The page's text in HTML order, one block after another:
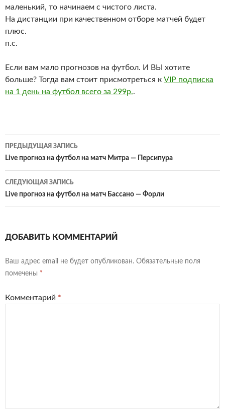
маленький, то начинаем с чистого листа.
На дистанции при качественном отборе матчей будет
плюс.
п.с.
Если вам мало прогнозов на футбол. И ВЫ хотите
больше? Тогда вам стоит присмотреться к VIP подписка
на 1 день на футбол всего за 299р..
Навигация
по
записям
ПРЕДЫДУЩАЯ ЗАПИСЬ
Live прогноз на футбол на матч Митра — Персипура
СЛЕДУЮЩАЯ ЗАПИСЬ
Live прогноз на футбол на матч Бассано — Форли
ДОБАВИТЬ КОММЕНТАРИЙ
Ваш адрес email не будет опубликован. Обязательные поля
помечены *
Комментарий *